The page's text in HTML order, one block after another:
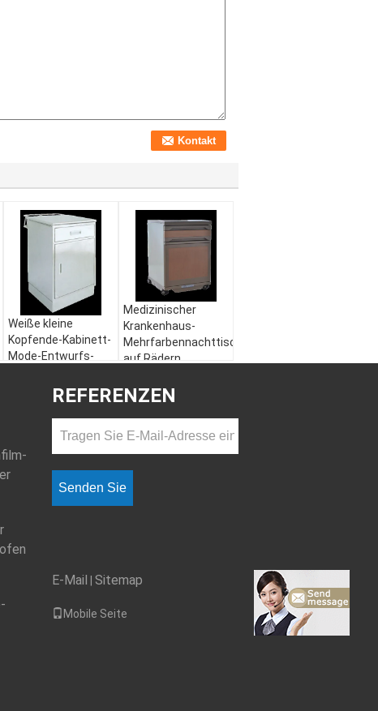
Weiße kleine
Kopfende-Kabinett-
Mode-Entwurfs-
Ausrüstungs-Möbel
Medizinischer
Krankenhaus-
Mehrfarbennachttisch
auf Rädern
REFERENZEN
Senden Sie
E-Mail Sitemap
Mobile Seite